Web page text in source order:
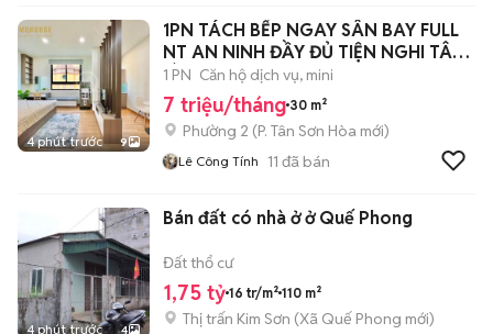
4 phút trước 9
1PN TÁCH BẾP NGAY SÂN BAY FULL
NT AN NINH ĐẦY ĐỦ TIỆN NGHI TÂN
BÌNH
1 PN Căn hộ dịch vụ, mini
7 triệu/tháng 30 m²
Phường 2 (P. Tân Sơn Hòa mới)
Lê Công Tính 11 đã bán
4 phút trước 4
Bán đất có nhà ở ở Quế Phong
Đất thổ cư
1,75 tỷ 16 tr/m² 110 m²
Thị trấn Kim Sơn (Xã Quế Phong mới)